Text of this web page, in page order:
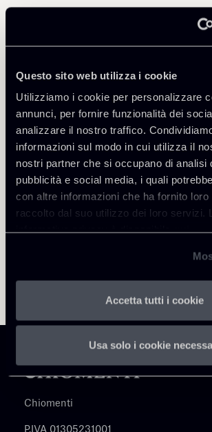
Questo sito web utilizza i cookie
Utilizziamo i cookie per personalizzare
annunci, per fornire funzionalità dei
analizzare il nostro traffico.
informazioni sul modo in cui utilizza il
nostri partner che si occupano di analisi
pubblicità e social media, i quali
con altre informazioni che ha fornito loro
raccolto dal suo utilizzo dei loro servizi.
informativa privacy è disponibilequi.
Accetta tutti i cookie
Usa solo i cookie
Torna agli
Marco Di Siena
SEDI
Roma
Scopri il professionista
Chiomenti
P.IVA 01305231001